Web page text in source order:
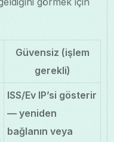
Güvensiz (işlem
gerekli)
ISS/Ev IP’si gösterir
— yeniden
bağlanın veya